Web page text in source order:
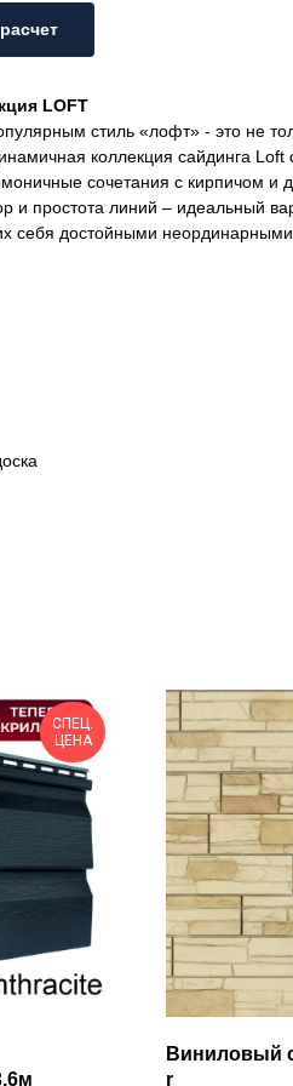
LOFT
стиль «лофт» - это не
коллекция сайдинга Loft
сочетания с кирпичом и
и простота линий – идеальный
себя достойными
СПЕЦ.
ЦЕНА
Виниловый
r